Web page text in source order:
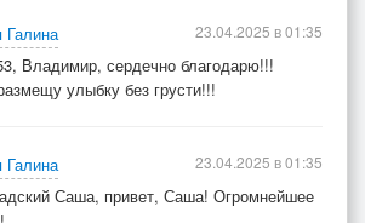
Галина
Владимир, сердечно благодарю!!!
улыбку без грусти!!!
23.04.2025 в 01:35
Галина
Саша, привет, Саша! Огромнейшее
23.04.2025 в 01:35